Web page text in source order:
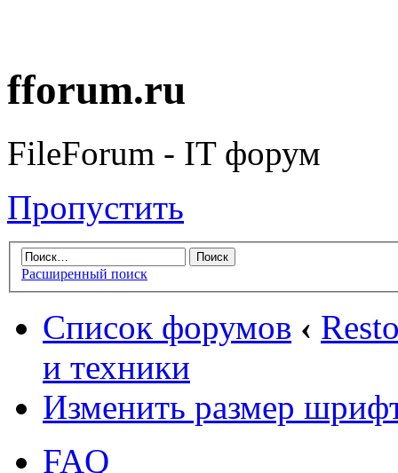
fforum.ru
FileForum - IT форум
Пропустить
Расширенный поиск
Список форумов ‹
и техники
Изменить размер
FAQ